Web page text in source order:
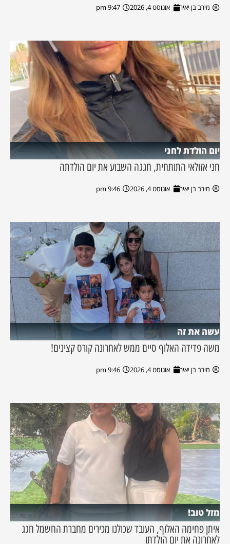
מירב בן יאיר אוגוסט 4, 2026 9:47 pm
יום הולדת לחני
חני אזולאי התותחית, חגגה השבוע את יום הולדתה
מירב בן יאיר אוגוסט 4, 2026 9:46 pm
עשה את זה
משה פדידה האלוף סיים ממש לאחרונה קורס קצינים!
מירב בן יאיר אוגוסט 4, 2026 9:46 pm
מזל טוב!
איתן פחימה האלוף, העובד שכולנו מכירים מחברת החשמל חגג
לאחרונה את יום הולדתו